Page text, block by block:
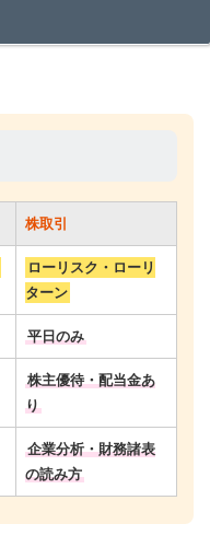
株取引
ローリスク・ローリ
ターン
平日のみ
株主優待・配当金あ
り
企業分析・財務諸表
の読み方